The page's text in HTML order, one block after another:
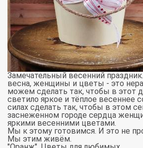
Замечательный весенний
весна, женщины и цветы - это
можем сделать так, чтобы в этот
светило яркое и тёплое весеннее
силах сделать так, чтобы в этом
заснеженном городе сердца
яркими весенними цветами.
Мы к этому готовимся. И это не
Мы этим живём.